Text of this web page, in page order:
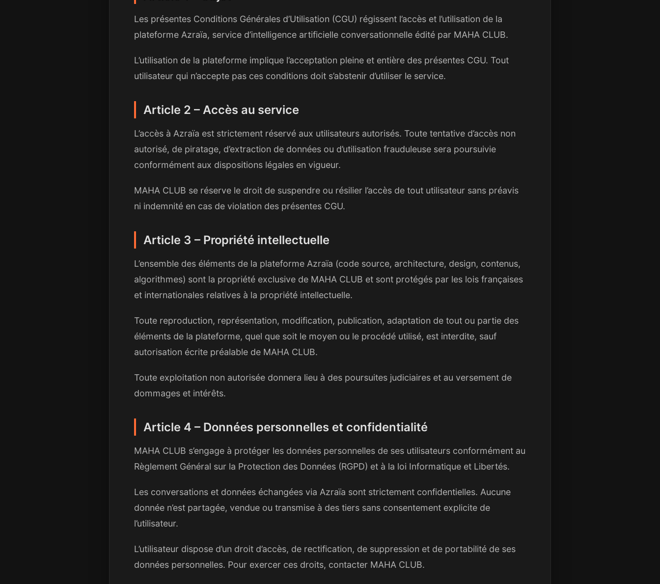
Les présentes Conditions Générales d’Utilisation (CGU) régissent l’accès et l’utilisation de la
plateforme Azraïa, service d’intelligence artificielle conversationnelle édité par MAHA CLUB.
L’utilisation de la plateforme implique l’acceptation pleine et entière des présentes CGU. Tout
utilisateur qui n’accepte pas ces conditions doit s’abstenir d’utiliser le service.
Article 2 – Accès au service
L’accès à Azraïa est strictement réservé aux utilisateurs autorisés. Toute tentative d’accès non
autorisé, de piratage, d’extraction de données ou d’utilisation frauduleuse sera poursuivie
conformément aux dispositions légales en vigueur.
MAHA CLUB se réserve le droit de suspendre ou résilier l’accès de tout utilisateur sans préavis
ni indemnité en cas de violation des présentes CGU.
Article 3 – Propriété intellectuelle
L’ensemble des éléments de la plateforme Azraïa (code source, architecture, design, contenus,
algorithmes) sont la propriété exclusive de MAHA CLUB et sont protégés par les lois françaises
et internationales relatives à la propriété intellectuelle.
Toute reproduction, représentation, modification, publication, adaptation de tout ou partie des
éléments de la plateforme, quel que soit le moyen ou le procédé utilisé, est interdite, sauf
autorisation écrite préalable de MAHA CLUB.
Toute exploitation non autorisée donnera lieu à des poursuites judiciaires et au versement de
dommages et intérêts.
Article 4 – Données personnelles et confidentialité
MAHA CLUB s’engage à protéger les données personnelles de ses utilisateurs conformément au
Règlement Général sur la Protection des Données (RGPD) et à la loi Informatique et Libertés.
Les conversations et données échangées via Azraïa sont strictement confidentielles. Aucune
donnée n’est partagée, vendue ou transmise à des tiers sans consentement explicite de
l’utilisateur.
L’utilisateur dispose d’un droit d’accès, de rectification, de suppression et de portabilité de ses
données personnelles. Pour exercer ces droits, contacter MAHA CLUB.